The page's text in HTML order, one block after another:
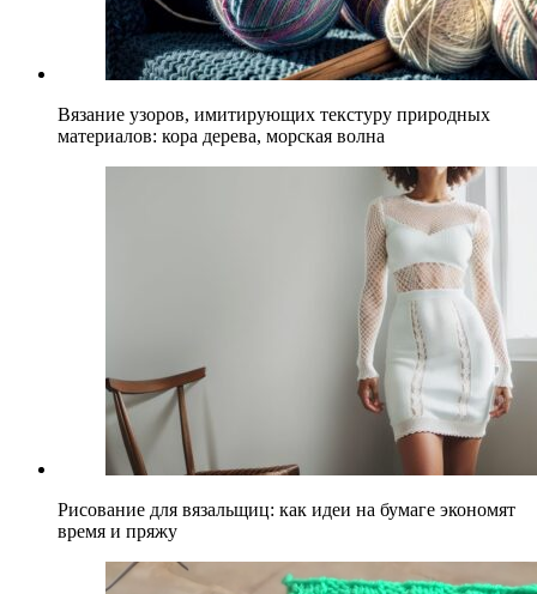
Вязание узоров, имитирующих текстуру природных
материалов: кора дерева, морская волна
Рисование для вязальщиц: как идеи на бумаге экономят
время и пряжу